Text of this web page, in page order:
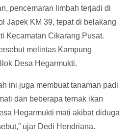
pencemaran limbah terjadi di
Japek KM 39, tepat di belakang
Kecamatan Cikarang Pusat.
melintas Kampung
Desa Hegarmukti.
ini juga membuat tanaman padi
dan beberapa ternak ikan
Hegarmukti mati akibat diduga
ujar Dedi Hendriana.